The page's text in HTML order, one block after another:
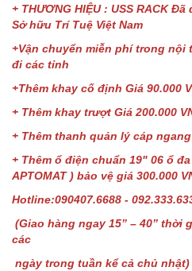
+ THƯƠNG HIỆU : USS RACK
Sở hữu Trí Tuệ Việt Nam
+Vận chuyển miễn phí trong nội
đi các tỉnh
+Thêm khay cố định Giá 90.000
+ Thêm khay trượt Giá 200.000
+ Thêm thanh quản lý cáp ngang
+ Thêm ổ điện chuẩn 19" 06 ổ
APTOMAT ) bảo vệ giá 300.000
Hotline:090407.6688 -
(Giao hàng ngay 15” – 40” thời
các
ngày trong tuần kể cả chủ nhật)